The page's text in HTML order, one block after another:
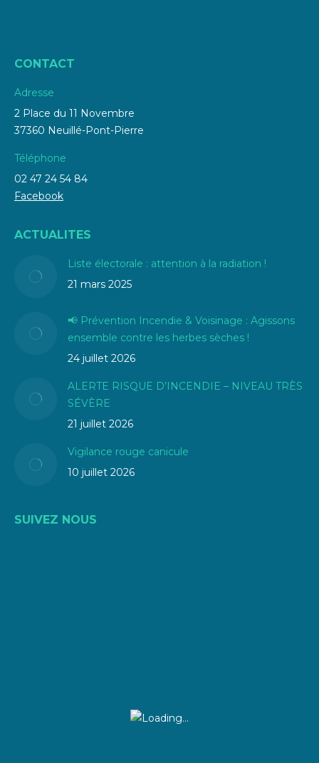
CONTACT
Adresse
2 Place du 11 Novembre
37360 Neuillé-Pont-Pierre
Téléphone
02 47 24 54 84
Facebook
ACTUALITES
Liste électorale : attention à la radiation !
21 mars 2025
📢 Prévention Incendie & Voisinage : Agissons
ensemble contre les herbes sèches !
24 juillet 2026
ALERTE RISQUE D’INCENDIE – NIVEAU TRÈS
SÉVÈRE
21 juillet 2026
Vigilance rouge canicule
10 juillet 2026
SUIVEZ NOUS